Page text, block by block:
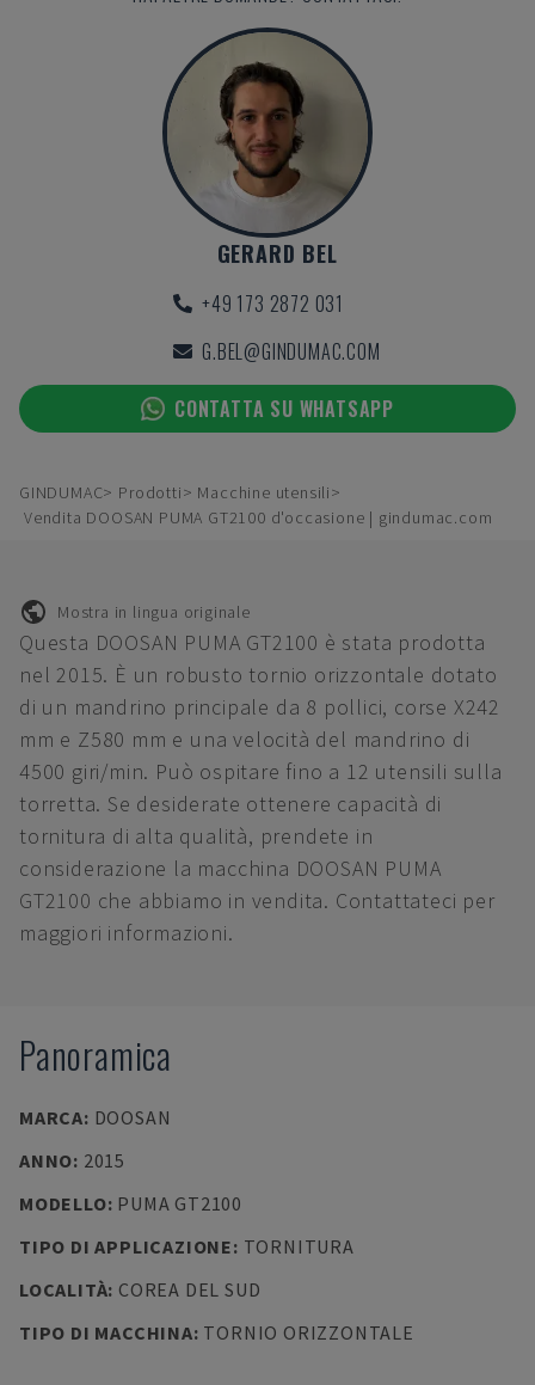
GERARD BEL
+49 173 2872 031
G.BEL@GINDUMAC.COM
CONTATTA SU WHATSAPP
GINDUMAC Prodotti
Macchine utensili
Vendita DOOSAN PUMA GT2100 d'occasione | gindumac.com
Mostra in lingua originale
Questa DOOSAN PUMA GT2100 è stata prodotta
nel 2015. È un robusto tornio orizzontale dotato
di un mandrino principale da 8 pollici, corse X242
mm e Z580 mm e una velocità del mandrino di
4500 giri/min. Può ospitare fino a 12 utensili sulla
torretta. Se desiderate ottenere capacità di
tornitura di alta qualità, prendete in
considerazione la macchina DOOSAN PUMA
GT2100 che abbiamo in vendita. Contattateci per
maggiori informazioni.
Panoramica
MARCA: DOOSAN
ANNO: 2015
MODELLO: PUMA GT2100
TIPO DI APPLICAZIONE: TORNITURA
LOCALITÀ: COREA DEL SUD
TIPO DI MACCHINA: TORNIO ORIZZONTALE